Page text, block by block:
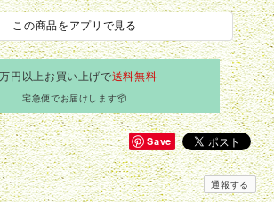
この商品をアプリで見る
円以上お買い上げで送料無料
宅急便でお届けします📦
Save
通報する